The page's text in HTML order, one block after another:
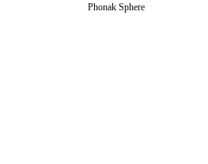
Phonak Sphere